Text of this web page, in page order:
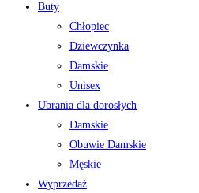
Buty
Chłopiec
Dziewczynka
Damskie
Unisex
Ubrania dla dorosłych
Damskie
Obuwie Damskie
Męskie
Wyprzedaż